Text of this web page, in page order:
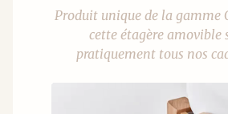
Produit unique de la gamme
cette étagère amovible
pratiquement tous nos